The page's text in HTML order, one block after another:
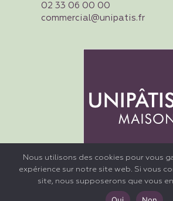
02 33 06 00 00
commercial@unipatis.fr
Contactez nous
© 2023 - Unipâtis Production - Tous droits
Nous utilisons des cookies pour vous
expérience sur notre site web. Si vous
site, nous supposerons que vous